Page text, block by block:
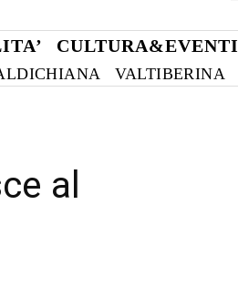
CULTURA&EVENTI
VALTIBERINA
al